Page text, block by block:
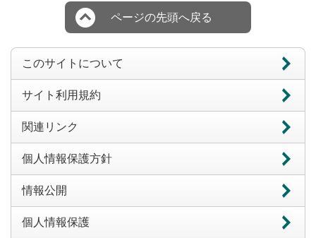
ページの先頭へ戻る
このサイトについて
サイト利用規約
関連リンク
個人情報保護方針
情報公開
個人情報保護